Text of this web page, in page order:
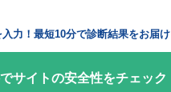
力！最短10分で診断結果をお届け
サイトの安全性をチェック